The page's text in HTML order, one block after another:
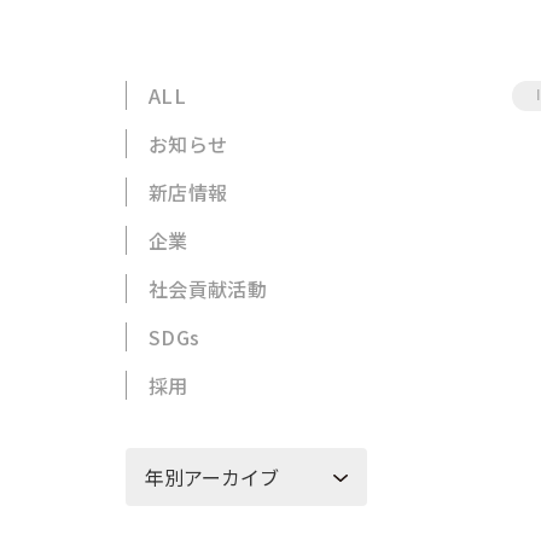
ALL
お知らせ
新店情報
企業
社会貢献活動
SDGs
採用